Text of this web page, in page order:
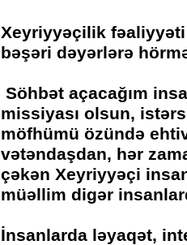
Xeyriyyəçilik
bəşəri dəyərlərə
Söhbət açacağım
missiyası olsun,
möfhümü özündə
vətəndaşdan, hər
çəkən Xeyriyyəçi
müəllim digər
İnsanlarda ləyaqət,